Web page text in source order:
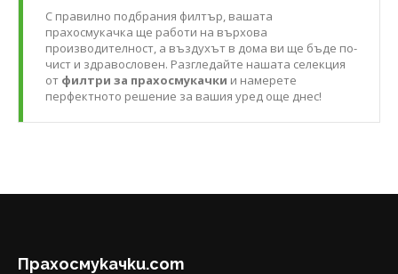
С правилно подбрания филтър, вашата
прахосмукачка ще работи на върхова
производителност, а въздухът в дома ви ще бъде по-
чист и здравословен. Разгледайте нашата селекция
от филтри за прахосмукачки и намерете
перфектното решение за вашия уред още днес!
Прахосмукачки.com